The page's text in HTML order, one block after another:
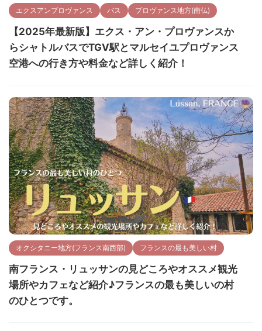
エクスアンプロヴァンス バス プロヴァンス地方(南仏)
【2025年最新版】エクス・アン・プロヴァンスか
らシャトルバスでTGV駅とマルセイユプロヴァンス
空港への行き方や料金など詳しく紹介！
オクシタニー地方(フランス南西部) フランスの最も美しい村
南フランス・リュッサンの見どころやオススメ観光
場所やカフェなど紹介♪フランスの最も美しいの村
のひとつです。